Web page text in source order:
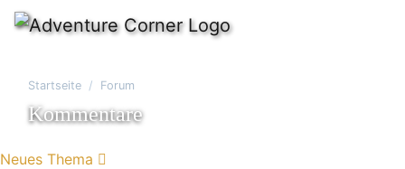
Startseite Forum
Kommentare
Neues Thema